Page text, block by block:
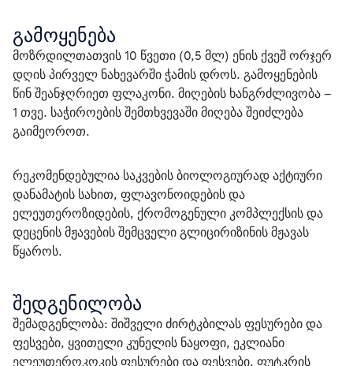
გამოყენება
მოზრდილთათვის 10 წვეთი (0,5 მლ) ენის ქვეშ ორჯერ
დღის პირველ ნახევარში ჭამის დროს. გამოყენების
წინ შეანჯღრიეთ ფლაკონი. მიღების ხანგრძლივობა –
1 თვე. საჭიროების შემთხვევაში მიღება შეიძლება
გაიმეოროთ.
რეკომენდებულია საკვების ბიოლოგიურად აქტიური
დანამატის სახით, ფლავონოიდების და
ელეუთეროზიდების, ქრომოგენული კომპლექსის და
დეცენის მჟავების შემცველი გლიცირიზინის მჟავას
წყაროს.
შედგენილობა
შემადგენლობა: შიშველი ძირტკბილას ფესურები და
ფესვები, ყვითელი კუნელის ნაყოფი, ეკლიანი
ელეუთეროკოკის ფესურები და ფესვები, ფუტკრის